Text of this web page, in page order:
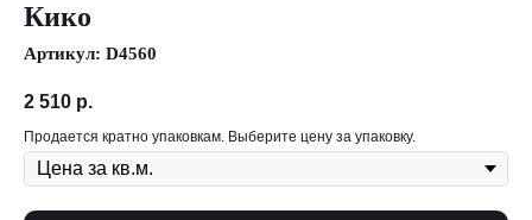
Кико
Артикул: D4560
2 510 р.
Продается кратно упаковкам. Выберите цену за упаковку.